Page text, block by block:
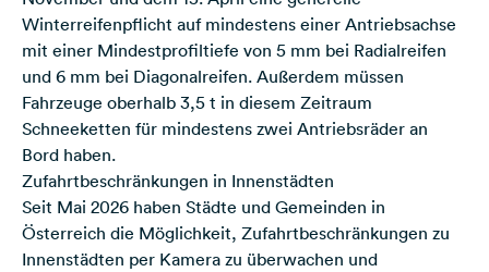
Winterreifenpflicht auf mindestens einer Antriebsachse
mit einer Mindestprofiltiefe von 5 mm bei Radialreifen
und 6 mm bei Diagonalreifen. Außerdem müssen
Fahrzeuge oberhalb 3,5 t in diesem Zeitraum
Schneeketten für mindestens zwei Antriebsräder an
Bord haben.
Zufahrtbeschränkungen in Innenstädten
Seit Mai 2026 haben Städte und Gemeinden in
Österreich die Möglichkeit, Zufahrtbeschränkungen zu
Innenstädten per Kamera zu überwachen und